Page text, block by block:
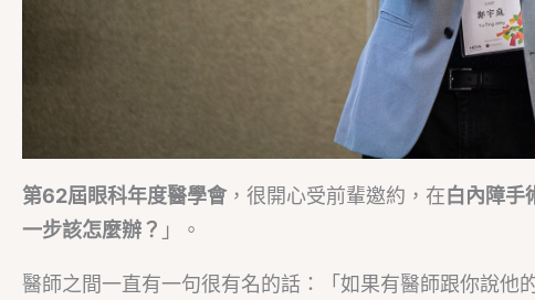
第62屆眼科年度醫學會，很開心受前輩邀約，在白內障手
一步該怎麼辦？ 」。
醫師之間一直有一句很有名的話：「如果有醫師跟你說